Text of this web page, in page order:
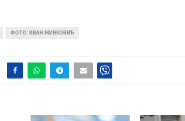
ФОТО: ИВАН ЖИВКОВИЋ